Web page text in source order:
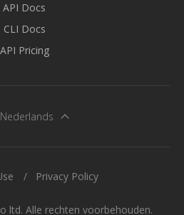
API Docs
CLI Docs
API Pricing
Nederlands
ltd. Alle rechten voorbehouden.
Privacy Policy